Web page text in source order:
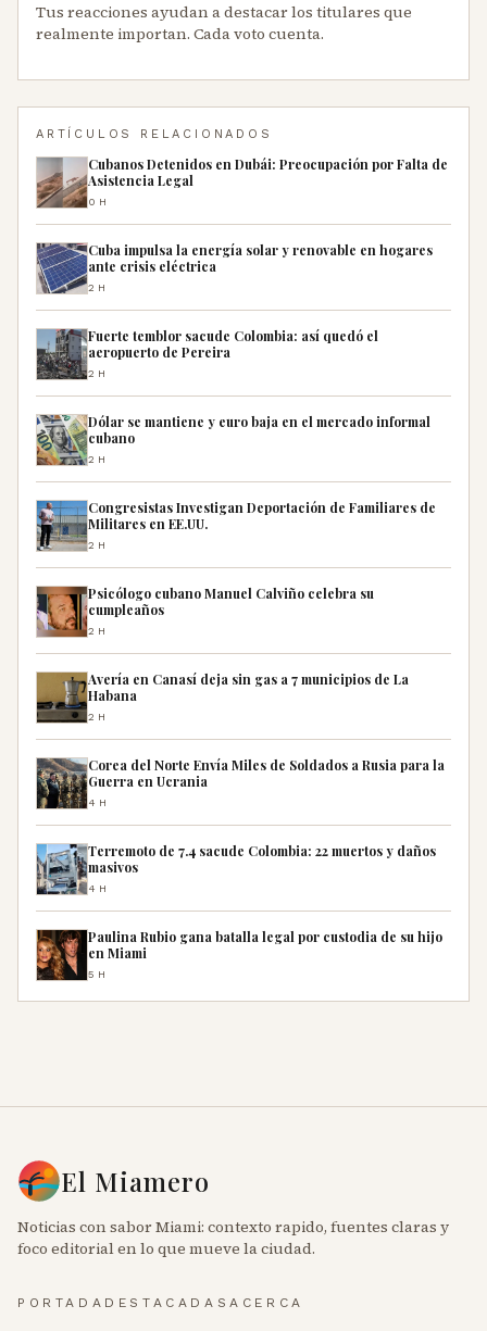
Tus reacciones ayudan a destacar los titulares que
realmente importan. Cada voto cuenta.
ARTÍCULOS RELACIONADOS
Cubanos Detenidos en Dubái: Preocupación por Falta de
Asistencia Legal
0H
Cuba impulsa la energía solar y renovable en hogares
ante crisis eléctrica
2H
Fuerte temblor sacude Colombia: así quedó el
aeropuerto de Pereira
2H
Dólar se mantiene y euro baja en el mercado informal
cubano
2H
Congresistas Investigan Deportación de Familiares de
Militares en EE.UU.
2H
Psicólogo cubano Manuel Calviño celebra su
cumpleaños
2H
Avería en Canasí deja sin gas a 7 municipios de La
Habana
2H
Corea del Norte Envía Miles de Soldados a Rusia para la
Guerra en Ucrania
4H
Terremoto de 7.4 sacude Colombia: 22 muertos y daños
masivos
4H
Paulina Rubio gana batalla legal por custodia de su hijo
en Miami
5H
El Miamero
Noticias con sabor Miami: contexto rapido, fuentes claras y
foco editorial en lo que mueve la ciudad.
PORTADA DESTACADASACERCA